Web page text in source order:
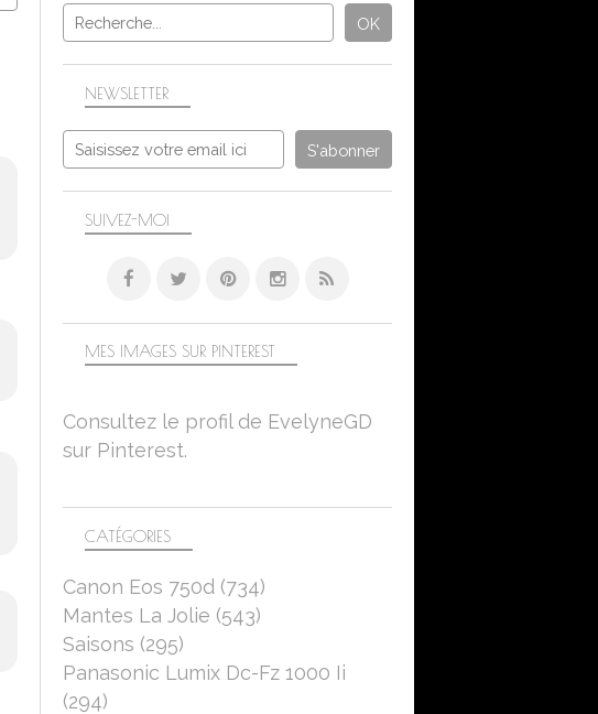
NEWSLETTER
SUIVEZ-MOI
CATÉGORIES
Canon Eos 750d (734)
Mantes La Jolie (543)
Saisons (295)
Panasonic Lumix Dc-Fz 1000 Ii
(294)
MES IMAGES SUR PINTEREST
Consultez le profil de EvelyneGD
sur Pinterest.